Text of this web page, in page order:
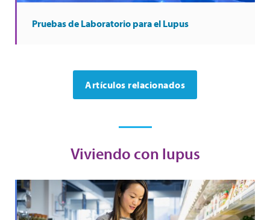
Pruebas de Laboratorio para el Lupus
Artículos relacionados
Viviendo con lupus